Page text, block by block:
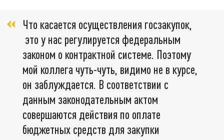
Что касается осуществления госзакупок,
это у нас регулируется федеральным
законом о контрактной системе. Поэтому
мой коллега чуть-чуть, видимо не в курсе,
он заблуждается. В соответствии с
данным законодательным актом
совершаются действия по оплате
бюджетных средств для закупки